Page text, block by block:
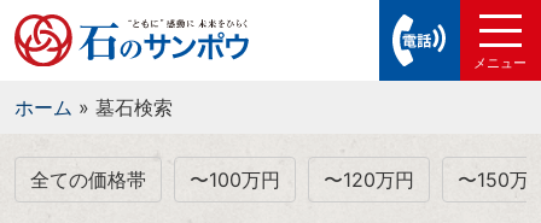
ホーム » 墓石検索
全ての価格帯 〜100万円 〜120万円 〜150万